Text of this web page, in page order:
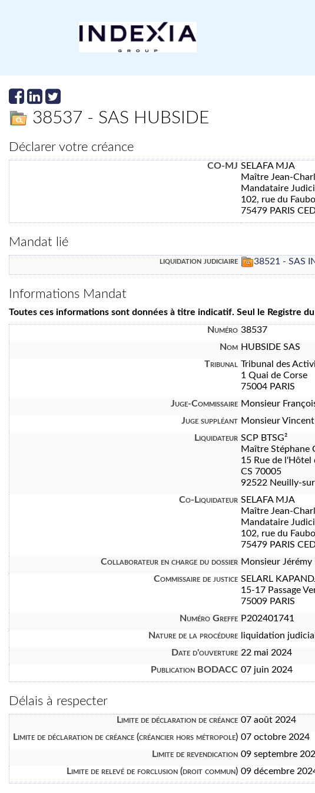
38537 - SAS HUBSIDE
Déclarer votre créance
CO-MJ SELAFA MJA
Maître Jean-
Mandataire
102, rue du
75479 PARIS
Mandat lié
liquidation judiciaire 38521 - SAS
Informations Mandat
Toutes ces informations sont données à titre indicatif. Seul le Registre
Numéro 38537
Nom HUBSIDE SAS
Tribunal Tribunal des
1 Quai de Corse
75004 PARIS
Juge-Commissaire Monsieur
Juge suppléant Monsieur
Liquidateur SCP BTSG²
Maître Stéphane
15 Rue de l'Hôtel
CS 70005
92522 Neuilly-
Co-Liquidateur SELAFA MJA
Maître Jean-
Mandataire
102, rue du
75479 PARIS
Collaborateur en charge du dossier Monsieur Jérémy
Commissaire de justice SELARL
15-17 Passage
75009 PARIS
Numéro Greffe P202401741
Nature de la procédure
liquidation
Date d'ouverture 22 mai 2024
Publication BODACC 07 juin 2024
Délais à respecter
Limite de déclaration de créance 07 août 2024
Limite de déclaration de créance (créancier hors métropole) 07 octobre 2024
Limite de revendication 09 septembre
Limite de relevé de forclusion (droit commun) 09 décembre